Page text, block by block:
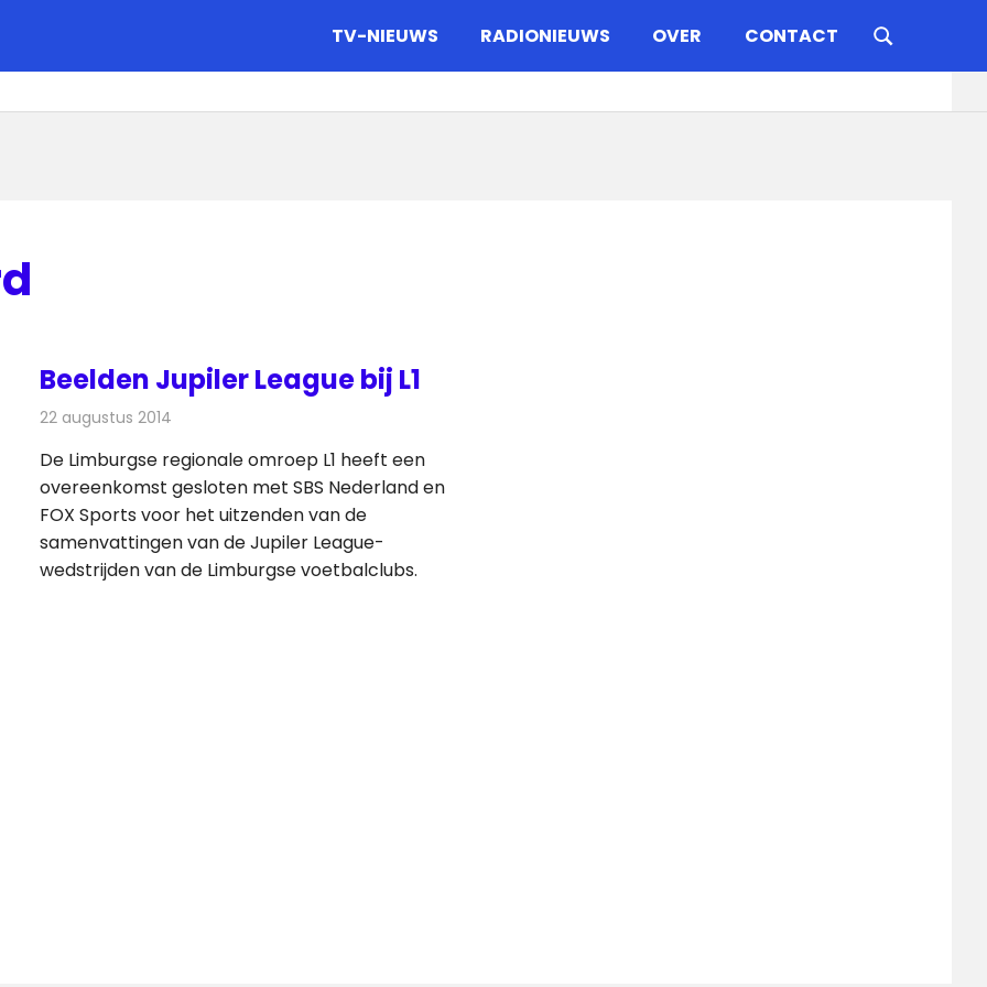
TV-NIEUWS RADIONIEUWS OVER CONTACT
Beelden Jupiler League bij L1
22 augustus 2014
De Limburgse regionale omroep L1 heeft een
overeenkomst gesloten met SBS Nederland en
FOX Sports voor het uitzenden van de
samenvattingen van de Jupiler League-
wedstrijden van de Limburgse voetbalclubs.